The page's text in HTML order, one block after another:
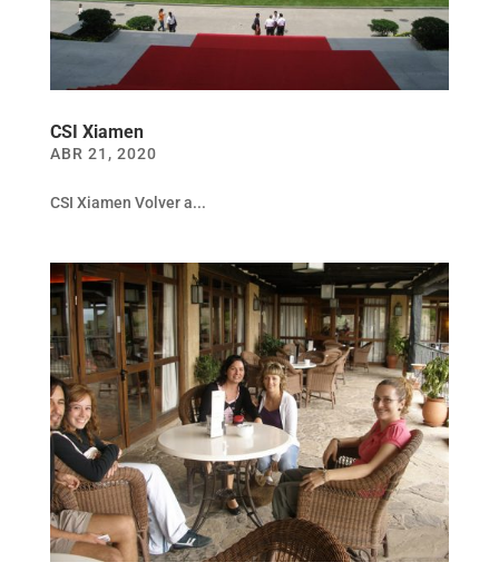
CSI Xiamen
ABR 21, 2020
CSI Xiamen Volver a...